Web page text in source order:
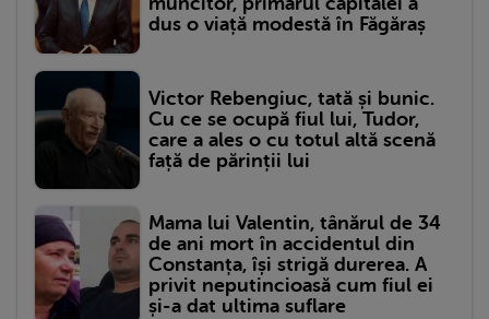
dus o viață modestă în Făgăraș
Victor Rebengiuc, tată și bunic.
Cu ce se ocupă fiul lui, Tudor,
care a ales o cu totul altă scenă
față de părinții lui
Mama lui Valentin, tânărul de 34
de ani mort în accidentul din
Constanța, își strigă durerea. A
privit neputincioasă cum fiul ei
și-a dat ultima suflare